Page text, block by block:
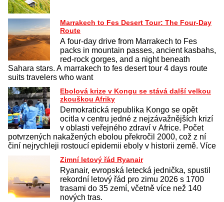
Marrakech to Fes Desert Tour: The Four-Day
Route
A four-day drive from Marrakech to Fes
packs in mountain passes, ancient kasbahs,
red-rock gorges, and a night beneath
Sahara stars. A marrakech to fes desert tour 4 days route
suits travelers who want
Ebolová krize v Kongu se stává další velkou
zkouškou Afriky
Demokratická republika Kongo se opět
ocitla v centru jedné z nejzávažnějších krizí
v oblasti veřejného zdraví v Africe. Počet
potvrzených nakažených ebolou překročil 2000, což z ní
činí nejrychleji rostoucí epidemii eboly v historii země. Více
Zimní letový řád Ryanair
Ryanair, evropská letecká jednička, spustil
rekordní letový řád pro zimu 2026 s 1700
trasami do 35 zemí, včetně více než 140
nových tras.